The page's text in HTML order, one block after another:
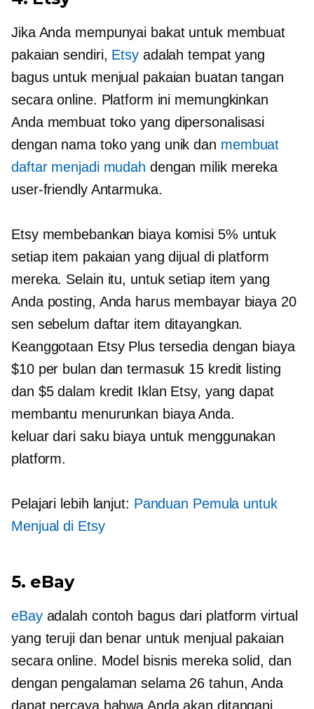
Jika Anda mempunyai bakat untuk membuat
pakaian sendiri, Etsyadalah tempat yang
bagus untuk menjual pakaian buatan tangan
secara online. Platform ini memungkinkan
Anda membuat toko yang dipersonalisasi
dengan nama toko yang unik dan membuat
daftar menjadi mudah dengan milik mereka
user-friendlyAntarmuka.
Etsy membebankan biaya komisi 5% untuk
setiap item pakaian yang dijual di platform
mereka. Selain itu, untuk setiap item yang
Anda posting, Anda harus membayar biaya 20
sen sebelum daftar item ditayangkan.
Keanggotaan Etsy Plus tersedia dengan biaya
$10 per bulan dan termasuk 15 kredit listing
dan $5 dalam kredit Iklan Etsy, yang dapat
membantu menurunkan biaya Anda.
keluar dari saku biaya untuk menggunakan
platform.
Pelajari lebih lanjut: Panduan Pemula untuk
Menjual di Etsy
5. eBay
eBayadalah contoh bagus dari platform virtual
yang teruji dan benar untuk menjual pakaian
secara online. Model bisnis mereka solid, dan
dengan pengalaman selama 26 tahun, Anda
dapat percaya bahwa Anda akan ditangani